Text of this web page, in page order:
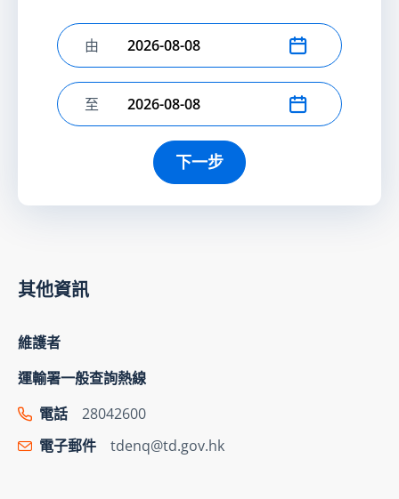
選擇開始日期
由
選擇結束日期
至
下一步
其他資訊
維護者
運輸署一般查詢熱線
電話
28042600
電子郵件
tdenq@td.gov.hk